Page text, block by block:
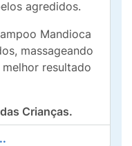
agredidos.
Mandioca
massageando
melhor resultado
Crianças.